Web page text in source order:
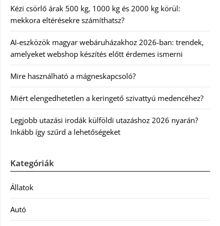
Kézi csörlő árak 500 kg, 1000 kg és 2000 kg körül:
mekkora eltérésekre számíthatsz?
AI-eszközök magyar webáruházakhoz 2026-ban: trendek,
amelyeket webshop készítés előtt érdemes ismerni
Mire használható a mágneskapcsoló?
Miért elengedhetetlen a keringető szivattyú medencéhez?
Legjobb utazási irodák külföldi utazáshoz 2026 nyarán?
Inkább így szűrd a lehetőségeket
Kategóriák
Állatok
Autó